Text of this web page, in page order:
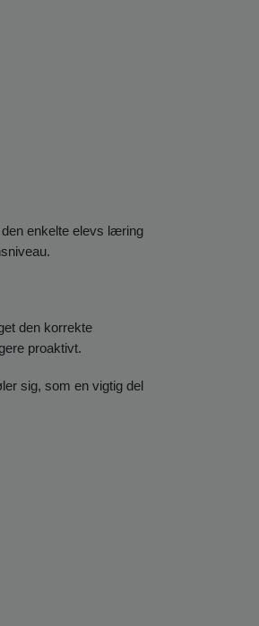
enkelte elevs læring
den korrekte
proaktivt.
sig, som en vigtig del